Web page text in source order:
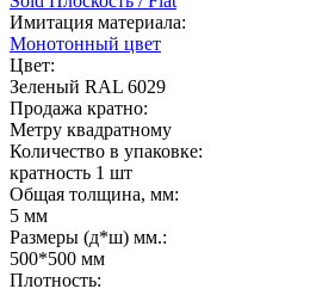
Имитация материала:
Монотонный цвет
Цвет:
Зеленый RAL 6029
Продажа кратно:
Метру квадратному
Количество в упаковке:
кратность 1 шт
Общая толщина, мм:
5 мм
Размеры (д*ш) мм.:
500*500 мм
Плотность: